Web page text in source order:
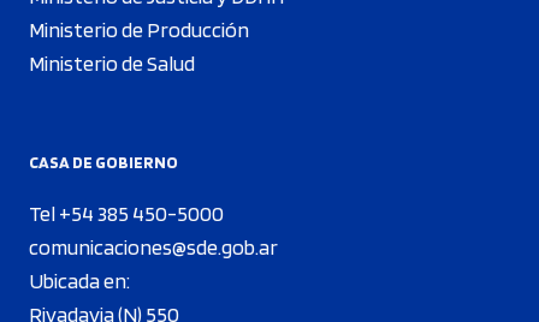
Ministerio de Producción
Ministerio de Salud
CASA DE GOBIERNO
Tel +54 385 450-5000
comunicaciones@sde.gob.ar
Ubicada en:
Rivadavia (N) 550